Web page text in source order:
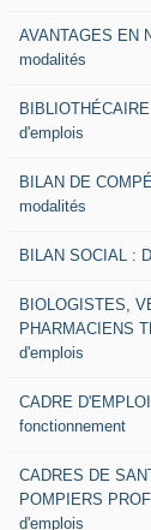
AVANTAGES EN
modalités
d'emplois
BILAN DE
modalités
BILAN SOCIAL :
BIOLOGISTES,
PHARMACIENS
d'emplois
CADRE
fonctionnement
CADRES DE
POMPIERS
d'emplois